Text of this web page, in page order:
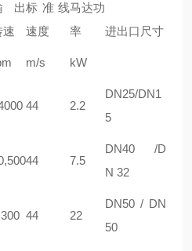
出
速
标准线
速度
马达功
率
进出口尺寸
m/s kW
44 2.2
DN25/DN1
5
44 7.5
DN40 /D
N 32
44 22
DN50 / DN
50